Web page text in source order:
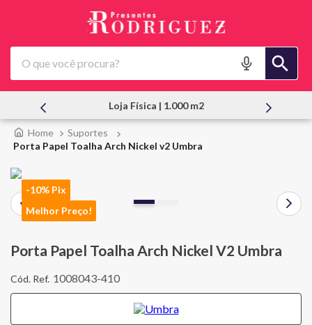
O que você procura?
Atendimento Pessoal
Suportes
Porta Papel Toalha Arch Nickel v2 Umbra
-10% Pix
Melhor Preço!
Porta Papel Toalha Arch Nickel V2 Umbra
1008043-410